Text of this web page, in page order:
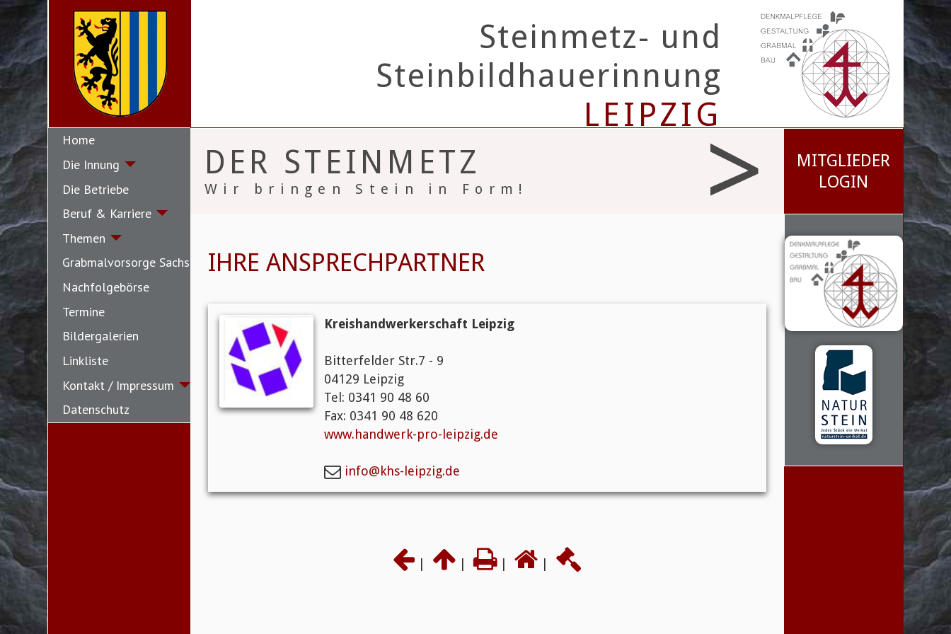
Steinmetz- und
Steinbildhauerinnung
LEIPZIG
Home
Die Innung
Die Betriebe
Beruf & Karriere
Themen
Grabmalvorsorge Sachsen
Nachfolgebörse
Termine
Bildergalerien
Linkliste
Kontakt / Impressum
Datenschutz
DER STEINMETZ
Wir bringen Stein in Form! >
MITGLIEDER
LOGIN
IHRE ANSPRECHPARTNER
Kreishandwerkerschaft Leipzig
Bitterfelder Str.7 - 9
04129 Leipzig
Tel: 0341 90 48 60
Fax: 0341 90 48 620
www.handwerk-pro-leipzig.de
info@khs-leipzig.de
| |